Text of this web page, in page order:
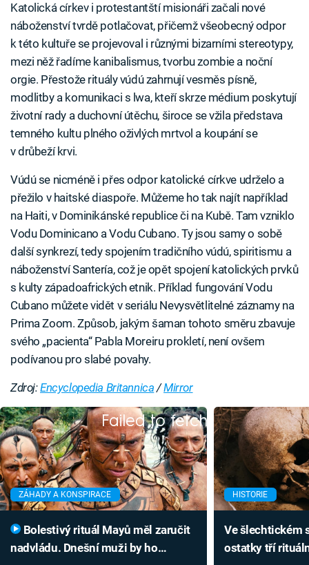
Katolická církev i protestantští misionáři začali nové
náboženství tvrdě potlačovat, přičemž všeobecný odpor
k této kultuře se projevoval i různými bizarními stereotypy,
mezi něž řadíme kanibalismus, tvorbu zombie a noční
orgie. Přestože rituály vúdú zahrnují vesměs písně,
modlitby a komunikaci s lwa, kteří skrze médium poskytují
životní rady a duchovní útěchu, široce se vžila představa
temného kultu plného oživlých mrtvol a koupání se
v drůbeží krvi.
Vúdú se nicméně i přes odpor katolické církve udrželo a
přežilo v haitské diaspoře. Můžeme ho tak najít například
na Haiti, v Dominikánské republice či na Kubě. Tam vzniklo
Vodu Dominicano a Vodu Cubano. Ty jsou samy o sobě
další synkrezí, tedy spojením tradičního vúdú, spiritismu a
náboženství Santería, což je opět spojení katolických prvků
s kulty západoafrických etnik. Příklad fungování Vodu
Cubano můžete vidět v seriálu Nevysvětlitelné záznamy na
Prima Zoom. Způsob, jakým šaman tohoto směru zbavuje
svého „pacienta“ Pabla Moreiru prokletí, není ovšem
podívanou pro slabé povahy.
Zdroj:Encyclopedia Britannica/Mirror
Failed to fetch
ZÁHADY A KONSPIRACE
nadvládu. Dnešní muži by ho
HISTORIE
Ve šlechtickém
ostatky tří